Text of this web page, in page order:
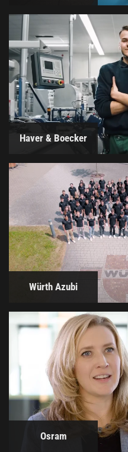
Haver & Boecker
Würth Azubi
Osram